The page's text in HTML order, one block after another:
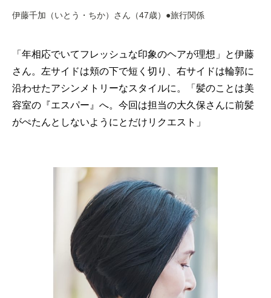
伊藤千加（いとう・ちか）さん（47歳）●旅行関係
「年相応でいてフレッシュな印象のヘアが理想」と伊藤
さん。左サイドは頬の下で短く切り、右サイドは輪郭に
沿わせたアシンメトリーなスタイルに。「髪のことは美
容室の『エスパー』へ。今回は担当の大久保さんに前髪
がぺたんとしないようにとだけリクエスト」